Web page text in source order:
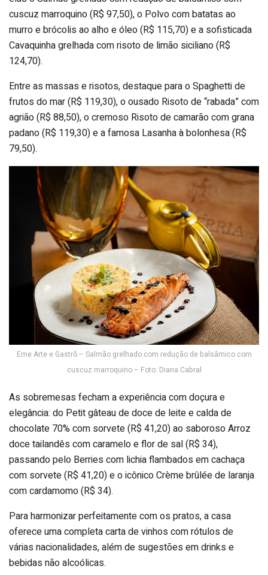
cuscuz marroquino (R$ 97,50), o Polvo com batatas ao
murro e brócolis ao alho e óleo (R$ 115,70) e a sofisticada
Cavaquinha grelhada com risoto de limão siciliano (R$
124,70).
Entre as massas e risotos, destaque para o Spaghetti de
frutos do mar (R$ 119,30), o ousado Risoto de “rabada” com
agrião (R$ 88,50), o cremoso Risoto de camarão com grana
padano (R$ 119,30) e a famosa Lasanha à bolonhesa (R$
79,50).
Eme Arte e Gastrô – Salmão grelhado com redução de balsâmico com
cuscuz marroquino – Foto: Diana Cabral
As sobremesas fecham a experiência com doçura e
elegância: do Petit gâteau de doce de leite e calda de
chocolate 70% com sorvete (R$ 41,20) ao saboroso Arroz
doce tailandês com caramelo e flor de sal (R$ 34),
passando pelo Berries com lichia flambados em cachaça
com sorvete (R$ 41,20) e o icônico Crème brûlée de laranja
com cardamomo (R$ 34).
Para harmonizar perfeitamente com os pratos, a casa
oferece uma completa carta de vinhos com rótulos de
várias nacionalidades, além de sugestões em drinks e
bebidas não alcoólicas.